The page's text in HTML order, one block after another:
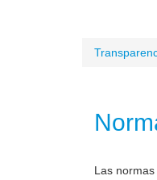
Las